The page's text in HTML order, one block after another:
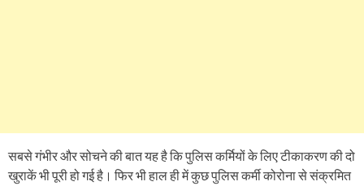
सबसे गंभीर और सोचने की बात यह है कि पुलिस कर्मियों के लिए टीकाकरण की दो
खुराकें भी पूरी हो गई है। फिर भी हाल ही में कुछ पुलिस कर्मी कोरोना से संक्रमित